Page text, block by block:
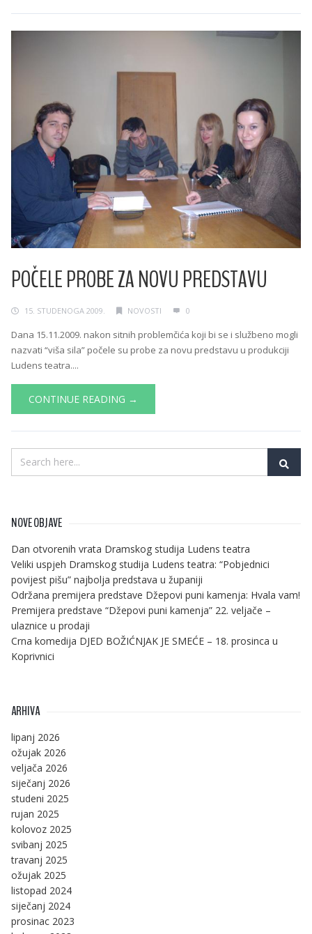
POČELE PROBE ZA NOVU PREDSTAVU
15. STUDENOGA 2009. NOVOSTI 0
Dana 15.11.2009. nakon sitnih problemčića koji bi se i službeno mogli
nazvati “viša sila” počele su probe za novu predstavu u produkciji
Ludens teatra....
CONTINUE READING →
NOVE OBJAVE
Dan otvorenih vrata Dramskog studija Ludens teatra
Veliki uspjeh Dramskog studija Ludens teatra: “Pobjednici
povijest pišu” najbolja predstava u županiji
Održana premijera predstave Džepovi puni kamenja: Hvala vam!
Premijera predstave “Džepovi puni kamenja” 22. veljače –
ulaznice u prodaji
Crna komedija DJED BOŽIĆNJAK JE SMEĆE – 18. prosinca u
Koprivnici
ARHIVA
lipanj 2026
ožujak 2026
veljača 2026
siječanj 2026
studeni 2025
rujan 2025
kolovoz 2025
svibanj 2025
travanj 2025
ožujak 2025
listopad 2024
siječanj 2024
prosinac 2023